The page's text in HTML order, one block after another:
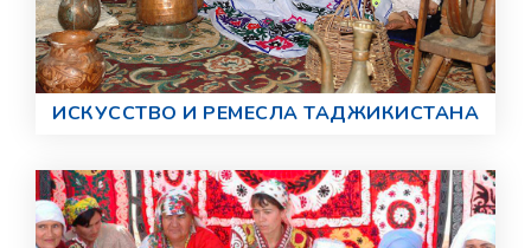
ИСКУССТВО И РЕМЕСЛА ТАДЖИКИСТАНА